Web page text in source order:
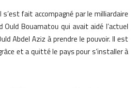
s’est fait accompagné par le milliardaire
Ould Bouamatou qui avait aidé l’actuel
Abdel Aziz à prendre le pouvoir. Il est
et a quitté le pays pour s’installer à